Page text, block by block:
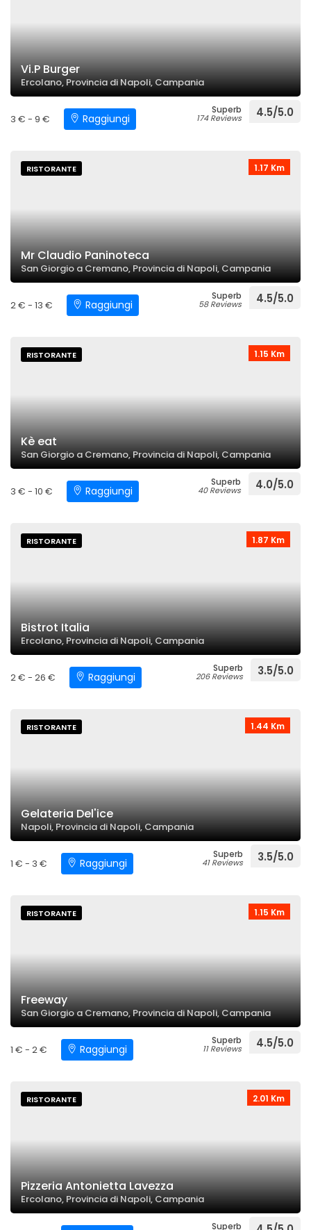
Vi.P Burger
Ercolano, Provincia di Napoli, Campania
3 € - 9 € Raggiungi
Superb
174 Reviews 4.5/5.0
1.17 Km
RISTORANTE
Mr Claudio Paninoteca
San Giorgio a Cremano, Provincia di Napoli, Campania
2 € - 13 € Raggiungi
Superb
58 Reviews 4.5/5.0
1.15 Km
RISTORANTE
Kè eat
San Giorgio a Cremano, Provincia di Napoli, Campania
3 € - 10 € Raggiungi
Superb
40 Reviews 4.0/5.0
1.87 Km
RISTORANTE
Bistrot Italia
Ercolano, Provincia di Napoli, Campania
2 € - 26 € Raggiungi
Superb
206 Reviews 3.5/5.0
1.44 Km
RISTORANTE
Gelateria Del'ice
Napoli, Provincia di Napoli, Campania
1 € - 3 € Raggiungi
Superb
41 Reviews 3.5/5.0
1.15 Km
RISTORANTE
Freeway
San Giorgio a Cremano, Provincia di Napoli, Campania
1 € - 2 € Raggiungi
Superb
11 Reviews 4.5/5.0
2.01 Km
RISTORANTE
Pizzeria Antonietta Lavezza
Ercolano, Provincia di Napoli, Campania
Superb